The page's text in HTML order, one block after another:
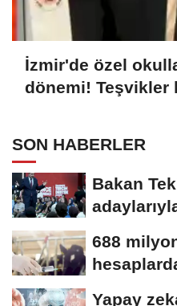
İzmir'de özel
dönemi! Teşvikler
SON HABERLER
Bakan
688
Yapay